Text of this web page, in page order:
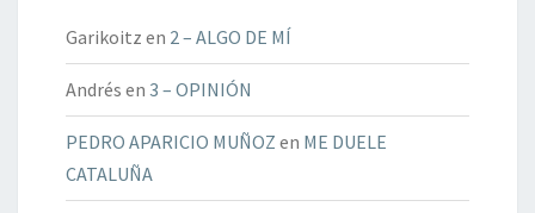
Garikoitz en 2 – ALGO DE MÍ
Andrés en 3 – OPINIÓN
PEDRO APARICIO MUÑOZ en ME DUELE
CATALUÑA